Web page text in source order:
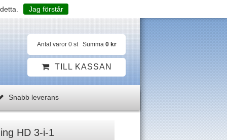
Jag förstår
Antal varor 0 st Summa 0 kr
TILL KASSAN
Snabb leverans
HD 3-i-1